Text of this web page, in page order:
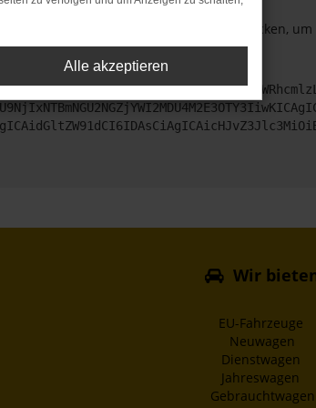
Du kannst uns diesen Text schicken,
Wir
EU-Fahrzeuge
Neuwagen
Dienstwagen
Jahreswagen
Gebrauchtwagen
Alle akzeptieren